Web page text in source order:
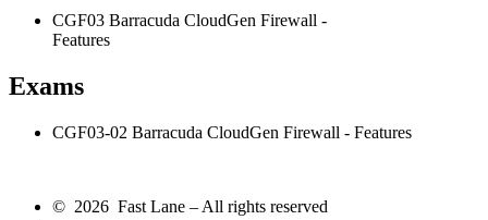
CGF03 Barracuda CloudGen Firewall -
Features
Exams
CGF03-02 Barracuda CloudGen Firewall - Features
© 2026 Fast Lane – All rights reserved